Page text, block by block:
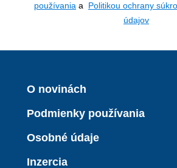
používania a Politikou ochrany
údajov
O novinách
Podmienky používania
Osobné údaje
Inzercia